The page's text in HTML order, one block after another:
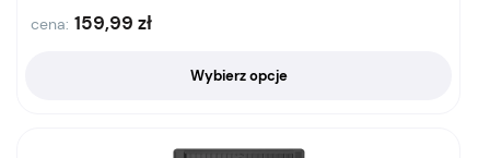
cena: 159,99 zł
Wybierz opcje